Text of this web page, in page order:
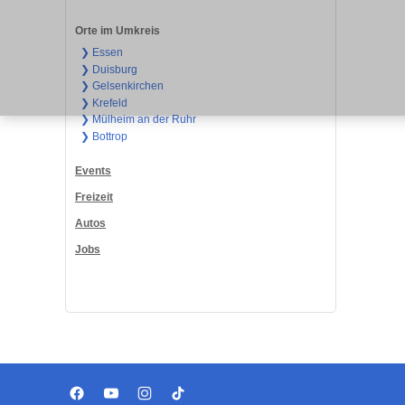
Orte im Umkreis
❯ Essen
❯ Duisburg
❯ Gelsenkirchen
❯ Krefeld
❯ Mülheim an der Ruhr
❯ Bottrop
Events
Freizeit
Autos
Jobs